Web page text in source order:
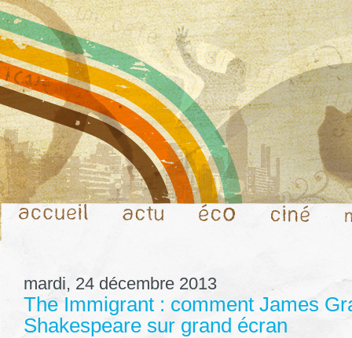
mardi, 24 décembre 2013
The Immigrant : comment James
Shakespeare sur grand écran